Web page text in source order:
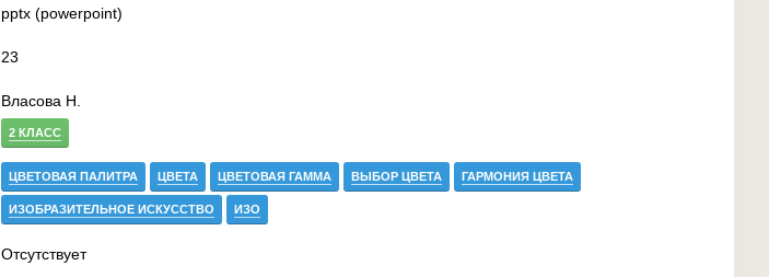
pptx (powerpoint)
23
Власова Н.
2 КЛАСС
ЦВЕТОВАЯ ПАЛИТРА ЦВЕТА ЦВЕТОВАЯ ГАММА ВЫБОР ЦВЕТА ГАРМОНИЯ ЦВЕТА
ИЗОБРАЗИТЕЛЬНОЕ ИСКУССТВО ИЗО
Отсутствует